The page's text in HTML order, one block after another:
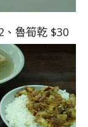
、魯筍乾 $30